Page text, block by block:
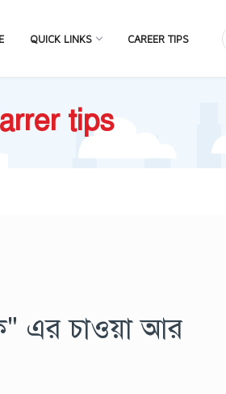
QUICK LINKS CAREER TIPS
tips
এর চাওয়া আর